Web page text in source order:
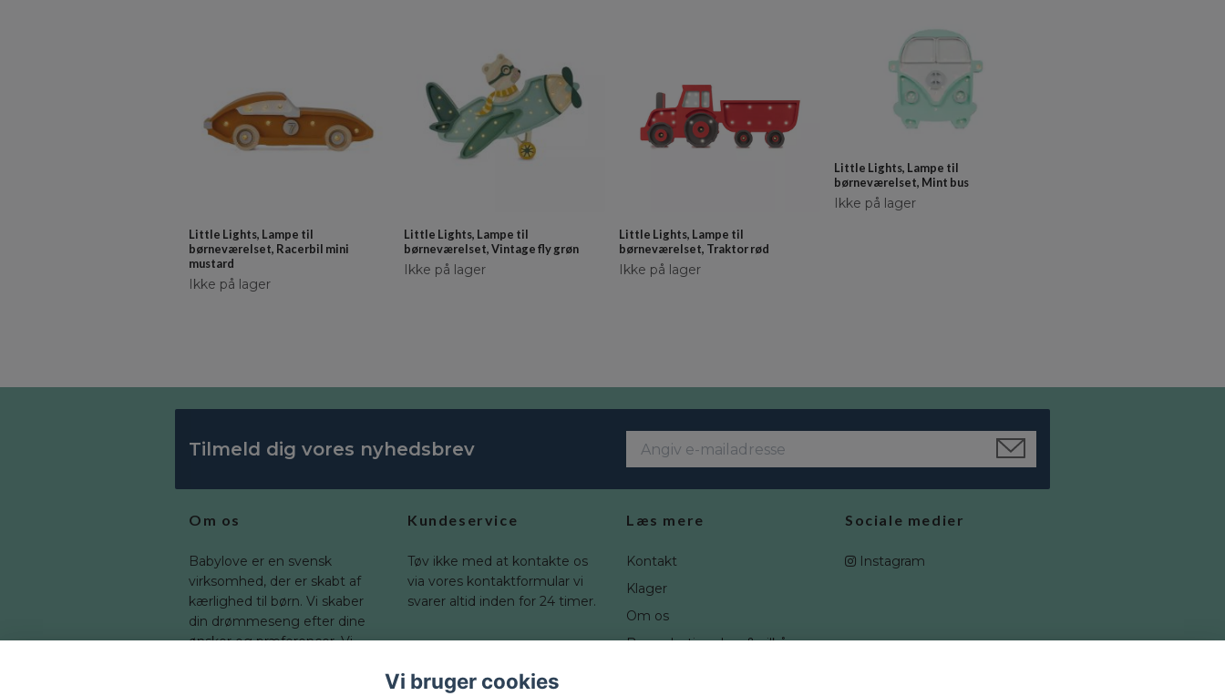
Little Lights, Lampe til
børneværelset, Racerbil mini
mustard
Ikke på lager
Little Lights, Lampe til
børneværelset, Vintage fly grøn
Ikke på lager
Little Lights, Lampe til
børneværelset, Traktor rød
Ikke på lager
Little Lights, Lampe til
børneværelset, Mint bus
Ikke på lager
Tilmeld dig vores nyhedsbrev
Om os
Babylove er en svensk
virksomhed, der er skabt af
kærlighed til børn. Vi skaber
din drømmeseng efter dine
ønsker og præferencer. Vi
Kundeservice
Tøv ikke med at kontakte os
via vores kontaktformular vi
svarer altid inden for 24 timer.
Læs mere
Kontakt
Klager
Om os
Brugerbetingelser & vilkår
Sociale medier
Instagram
Vi bruger cookies